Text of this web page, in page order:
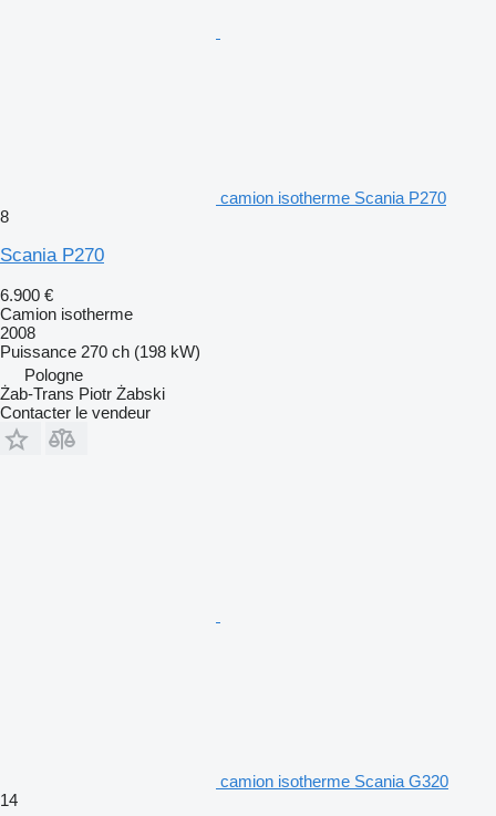
camion isotherme Scania P270
8
Scania P270
6.900 €
Camion isotherme
2008
Puissance 270 ch (198 kW)
Pologne
Żab-Trans Piotr Żabski
Contacter le vendeur
camion isotherme Scania G320
14